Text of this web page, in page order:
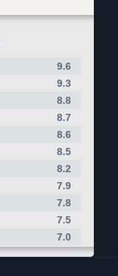
9.6
9.3
8.8
8.7
8.6
8.5
8.2
7.9
7.8
7.5
7.0